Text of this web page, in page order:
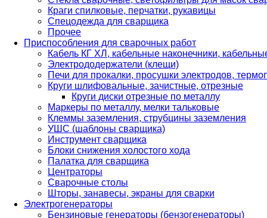
Краги спилковые, перчатки, рукавицы
Спецодежда для сварщика
Прочее
Приспособления для сварочных работ
Кабель КГ ХЛ, кабельные наконечники,
Электрододержатели (клещи)
Печи для прокалки, просушки электродов,
Круги шлифовальные, зачистные, отрезные
Круги диски отрезные по металлу
Маркеры по металлу, мелки тальковые
Клеммы заземления, струбцины заземления
УШС (шаблоны сварщика)
Инструмент сварщика
Блоки снижения холостого хода
Палатка для сварщика
Центраторы
Сварочные столы
Шторы, занавесы, экраны для сварки
Электрогенераторы
Бензиновые генераторы (бензогенераторы)